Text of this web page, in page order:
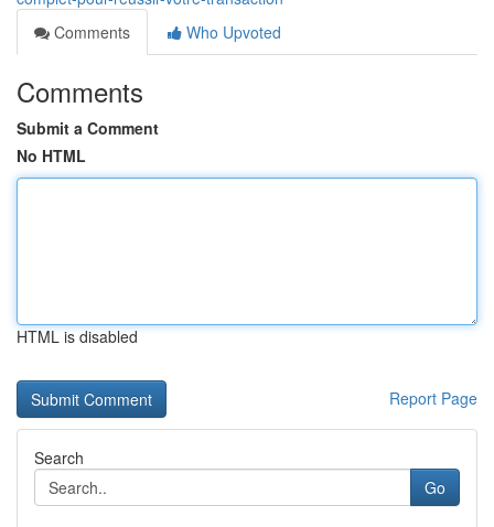
Comments
Who Upvoted
Comments
Submit a Comment
No HTML
HTML is disabled
Report Page
Search
Go